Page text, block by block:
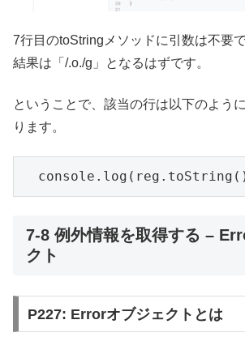
7行目のtoStringメソッドに引数は不要
結果は「/.o./g」となるはずです。
ということで、該当の行は以下のよう
ります。
7-8 例外情報を取得する –
クト
P227: Errorオブジェクトとは